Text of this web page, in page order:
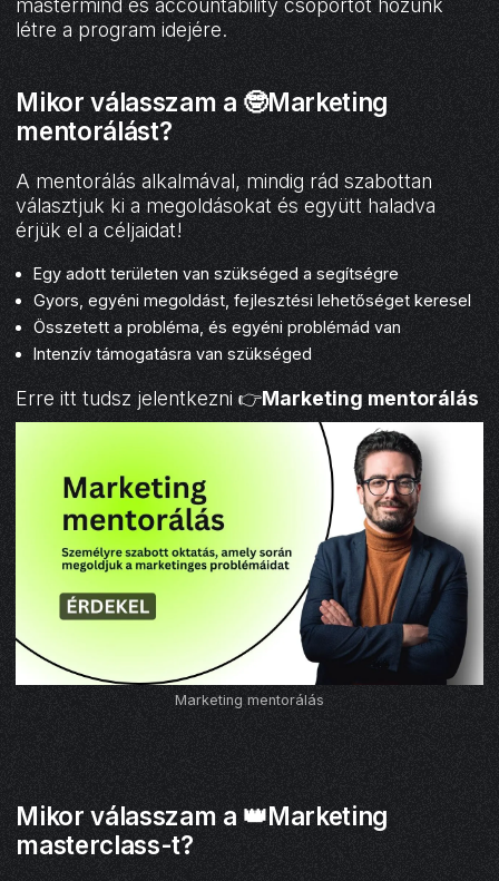
létre a program idejére.
Mikor válasszam a 🤓Marketing
mentorálást?
A mentorálás alkalmával, mindig rád szabottan
választjuk ki a megoldásokat és együtt haladva
érjük el a céljaidat!
Egy adott területen van szükséged a segítségre
Gyors, egyéni megoldást, fejlesztési lehetőséget keresel
Összetett a probléma, és egyéni problémád van
Intenzív támogatásra van szükséged
Erre itt tudsz jelentkezni 👉Marketing mentorálás
Marketing mentorálás
Mikor válasszam a 👑Marketing
masterclass-t?